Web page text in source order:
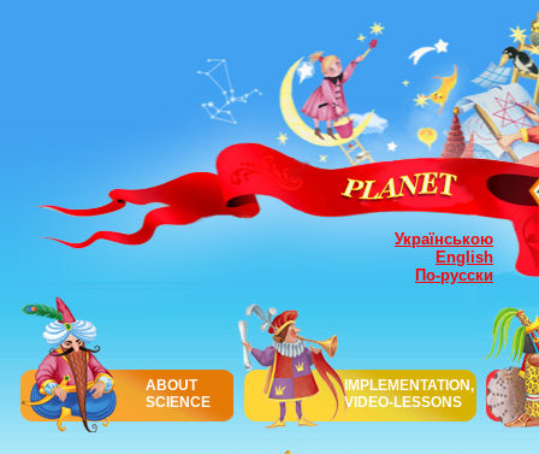
Українською
English
По-русски
ABOUT
SCIENCE
IMPLEMENTATION,
VIDEO-LESSONS